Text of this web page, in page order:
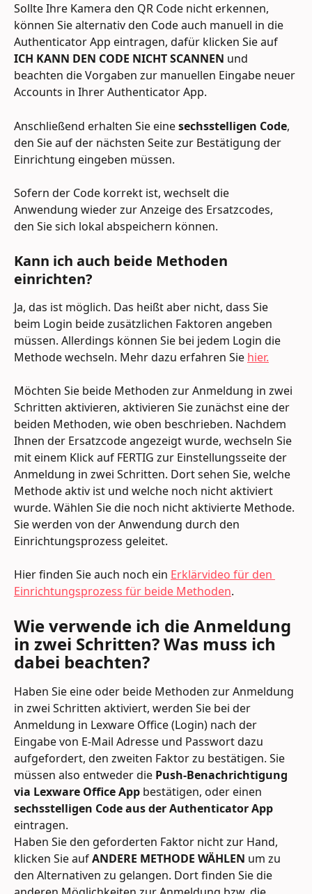
Sollte Ihre Kamera den QR Code nicht erkennen,
können Sie alternativ den Code auch manuell in die
Authenticator App eintragen, dafür klicken Sie auf
ICH KANN DEN CODE NICHT SCANNEN und
beachten die Vorgaben zur manuellen Eingabe neuer
Accounts in Ihrer Authenticator App.
Anschließend erhalten Sie eine sechsstelligen Code,
den Sie auf der nächsten Seite zur Bestätigung der
Einrichtung eingeben müssen.
Sofern der Code korrekt ist, wechselt die
Anwendung wieder zur Anzeige des Ersatzcodes,
den Sie sich lokal abspeichern können.
Kann ich auch beide Methoden
einrichten?
Ja, das ist möglich. Das heißt aber nicht, dass Sie
beim Login beide zusätzlichen Faktoren angeben
müssen. Allerdings können Sie bei jedem Login die
Methode wechseln. Mehr dazu erfahren Sie hier.
Möchten Sie beide Methoden zur Anmeldung in zwei
Schritten aktivieren, aktivieren Sie zunächst eine der
beiden Methoden, wie oben beschrieben. Nachdem
Ihnen der Ersatzcode angezeigt wurde, wechseln Sie
mit einem Klick auf FERTIG zur Einstellungsseite der
Anmeldung in zwei Schritten. Dort sehen Sie, welche
Methode aktiv ist und welche noch nicht aktiviert
wurde. Wählen Sie die noch nicht aktivierte Methode.
Sie werden von der Anwendung durch den
Einrichtungsprozess geleitet.
Hier finden Sie auch noch ein Erklärvideo für den
Einrichtungsprozess für beide Methoden.
Wie verwende ich die Anmeldung
in zwei Schritten? Was muss ich
dabei beachten?
Haben Sie eine oder beide Methoden zur Anmeldung
in zwei Schritten aktiviert, werden Sie bei der
Anmeldung in Lexware Office (Login) nach der
Eingabe von E-Mail Adresse und Passwort dazu
aufgefordert, den zweiten Faktor zu bestätigen. Sie
müssen also entweder die Push-Benachrichtigung
via Lexware Office App bestätigen, oder einen
sechsstelligen Code aus der Authenticator App
eintragen.
Haben Sie den geforderten Faktor nicht zur Hand,
klicken Sie auf ANDERE METHODE WÄHLEN um zu
den Alternativen zu gelangen. Dort finden Sie die